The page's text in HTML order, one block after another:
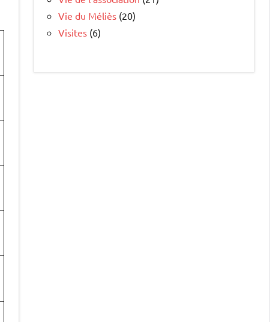
Vie du Méliès (20)
Visites (6)